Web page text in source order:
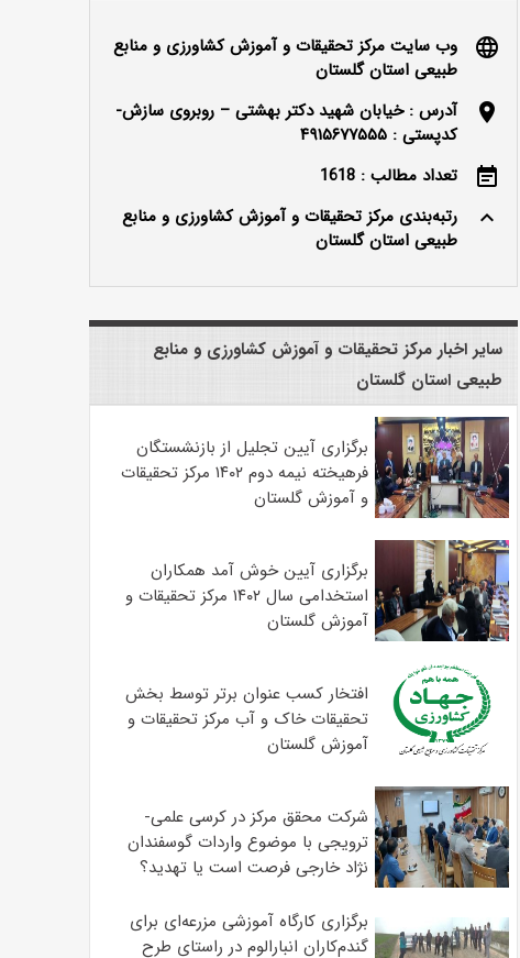
language
وب سایت مرکز تحقیقات و آموزش کشاورزی و منابع
طبیعی استان گلستان
location_on
آدرس : خیابان شهید دکتر بهشتی – روبروی سازش-
کدپستی : ۴۹۱۵۶۷۷۵۵۵
event_note
تعداد مطالب : 1618
keyboard_arrow_up
رتبه‌بندی مرکز تحقیقات و آموزش کشاورزی و منابع
طبیعی استان گلستان
سایر اخبار مرکز تحقیقات و آموزش کشاورزی و منابع
طبیعی استان گلستان
برگزاری آیین تجلیل از بازنشستگان
فرهیخته نیمه دوم ۱۴۰۲ مرکز تحقیقات
و آموزش گلستان
برگزاری آیین خوش آمد همکاران
استخدامی سال ۱۴۰۲ مرکز تحقیقات و
آموزش گلستان
افتخار کسب عنوان برتر توسط بخش
تحقیقات خاک و آب مرکز تحقیقات و
آموزش گلستان
شرکت محقق مرکز در کرسی علمی-
ترویجی با موضوع واردات گوسفندان
نژاد خارجی فرصت است یا تهدید؟
برگزاری کارگاه آموزشی مزرعه‌ای برای
گندم‌کاران انبارالوم در راستای طرح